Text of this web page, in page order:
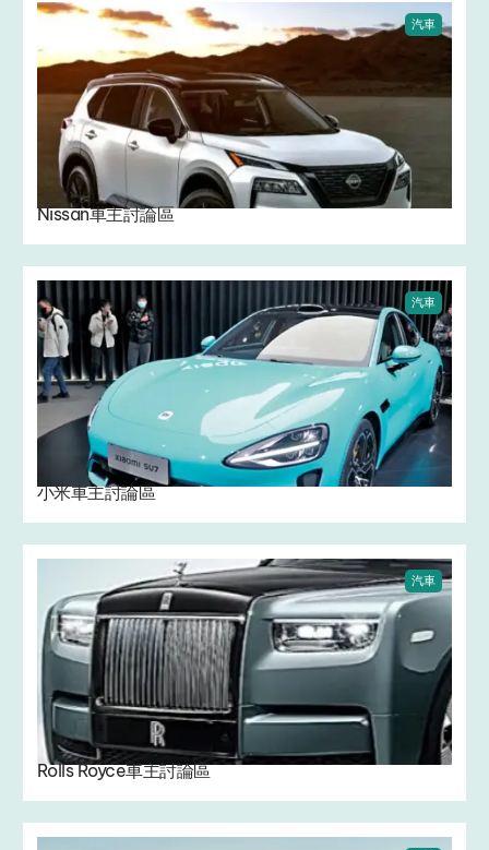
汽車
Nissan車主討論區
汽車
小米車主討論區
汽車
Rolls Royce車主討論區